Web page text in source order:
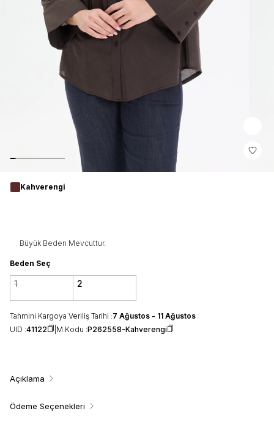
Kahverengi
Büyük Beden Mevcuttur.
Beden Seç
1 2
Tahmini Kargoya Veriliş Tarihi :7 Ağustos - 11 Ağustos
UID :41122 M.Kodu :P262558-Kahverengi
Açıklama
Ödeme Seçenekleri